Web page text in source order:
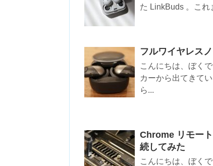
た LinkBuds 。これ
フルワイヤレス
こんにちは、ぼく
カーから出てきて
ら...
Chrome リモー
続してみた
こんにちは、ぼく